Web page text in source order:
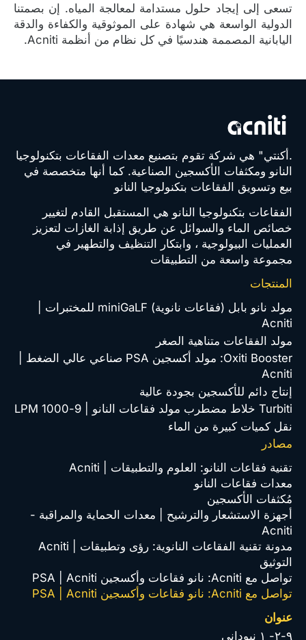
تسعى إلى إيجاد حلول مستدامة لمعالجة المياه. إن بصمتنا
الدولية الواسعة هي شهادة على الموثوقية والكفاءة والدقة
اليابانية المصممة هندسيًا في كل نظام من أنظمة Acniti.
.أكنتي" هي شركة تقوم بتصنيع معدات الفقاعات بتكنولوجيا
النانو ومكثفات الأكسجين الصناعية. كما أنها متخصصة في
بيع وتسويق الفقاعات بتكنولوجيا النانو
الفقاعات بتكنولوجيا النانو هي المستقبل القادم لتغيير
خصائص الماء والسوائل عن طريق إذابة الغازات لتعزيز
العمليات البيولوجية ، وابتكار التنظيف والتطهير في
مجموعة واسعة من التطبيقات
المنتجات
مولد نانو بابل (فقاعات نانوية) miniGaLF للمختبرات |
Acniti
مولد الفقاعات متناهية الصغر
Oxiti Booster: مولد أكسجين PSA صناعي عالي الضغط |
Acniti
إنتاج دائم للأكسجين بجودة عالية
Turbiti خلاط مضطرب مولد فقاعات النانو | 9-1000 LPM
نقل كميات كبيرة من الماء
مصادر
تقنية فقاعات النانو: العلوم والتطبيقات | Acniti
معدات فقاعات النانو
مُكثفات الأكسجين
أجهزة الاستشعار والترشيح | معدات الحماية والمراقبة -
Acniti
مدونة تقنية الفقاعات النانوية: رؤى وتطبيقات | Acniti
التوثيق
تواصل مع Acniti: نانو فقاعات وأكسجين PSA | Acniti
تواصل مع Acniti: نانو فقاعات وأكسجين PSA | Acniti
عنوان
٩-٢- ١ نيوداني